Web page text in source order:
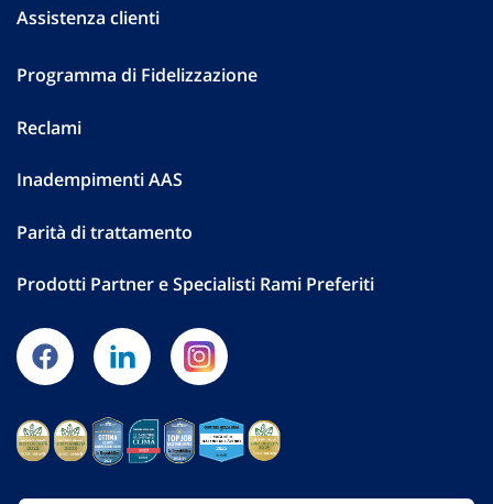
Assistenza clienti
Programma di Fidelizzazione
Reclami
Inadempimenti AAS
Parità di trattamento
Prodotti Partner e Specialisti Rami Preferiti